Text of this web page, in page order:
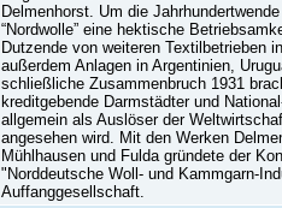
Delmenhorst. Um die
“Nordwolle” eine hektische
Dutzende von weiteren Textilbetrieben
außerdem Anlagen in Argentinien,
schließliche Zusammenbruch 1931
kreditgebende Darmstädter und
allgemein als Auslöser der
angesehen wird. Mit den Werken
Mühlhausen und Fulda gründete der
"Norddeutsche Woll- und Kammgarn-
Auffanggesellschaft.